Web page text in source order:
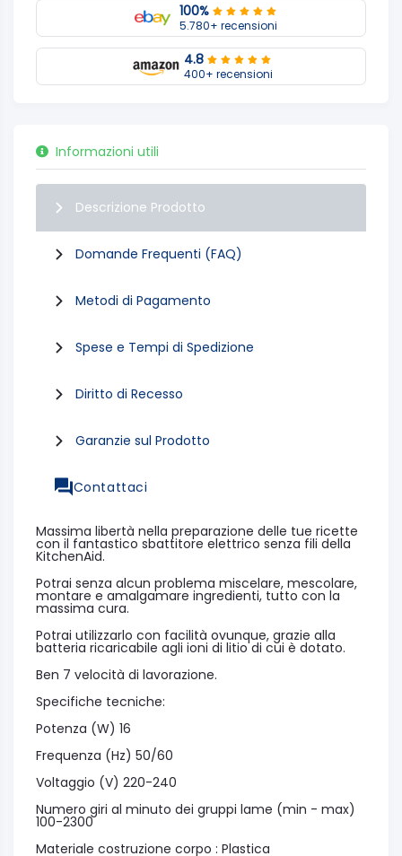
100%
5.780+ recensioni
4.8
400+ recensioni
Informazioni utili
Descrizione Prodotto
Domande Frequenti (FAQ)
Metodi di Pagamento
Spese e Tempi di Spedizione
Diritto di Recesso
Garanzie sul Prodotto
Contattaci
Massima libertà nella preparazione delle tue ricette
con il fantastico sbattitore elettrico senza fili della
KitchenAid.
Potrai senza alcun problema miscelare, mescolare,
montare e amalgamare ingredienti, tutto con la
massima cura.
Potrai utilizzarlo con facilità ovunque, grazie alla
batteria ricaricabile agli ioni di litio di cui è dotato.
Ben 7 velocità di lavorazione.
Specifiche tecniche:
Potenza (W) 16
Frequenza (Hz) 50/60
Voltaggio (V) 220-240
Numero giri al minuto dei gruppi lame (min - max)
100-2300
Materiale costruzione corpo : Plastica